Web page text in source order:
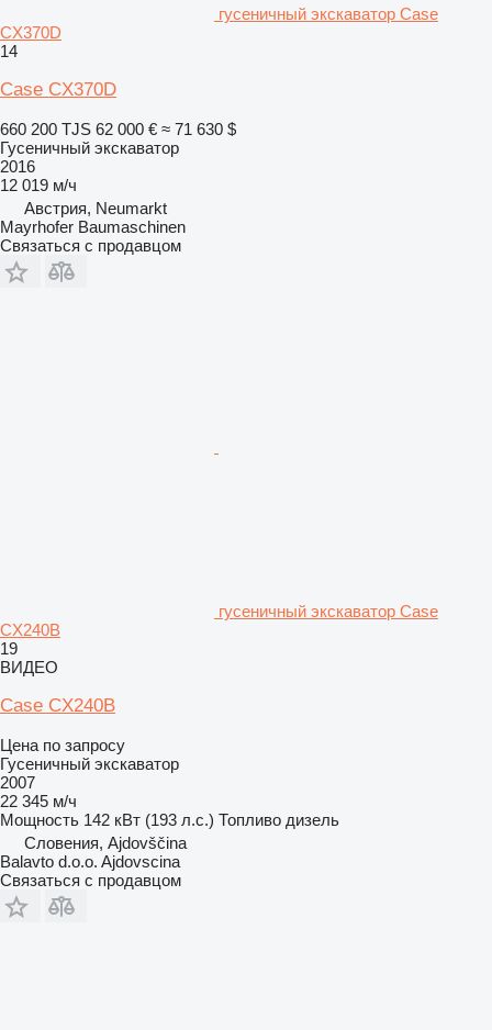
гусеничный экскаватор Case
CX370D
14
Case CX370D
660 200 TJS 62 000 € ≈ 71 630 $
Гусеничный экскаватор
2016
12 019 м/ч
Австрия, Neumarkt
Mayrhofer Baumaschinen
Связаться с продавцом
гусеничный экскаватор Case
CX240B
19
ВИДЕО
Case CX240B
Цена по запросу
Гусеничный экскаватор
2007
22 345 м/ч
Мощность 142 кВт (193 л.с.) Топливо дизель
Словения, Ajdovščina
Balavto d.o.o. Ajdovscina
Связаться с продавцом